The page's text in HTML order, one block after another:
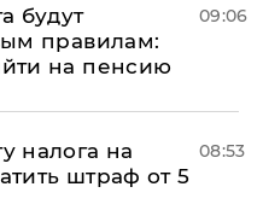
будут
правилам:
на пенсию
09:06
налога на
штраф от 5
08:53